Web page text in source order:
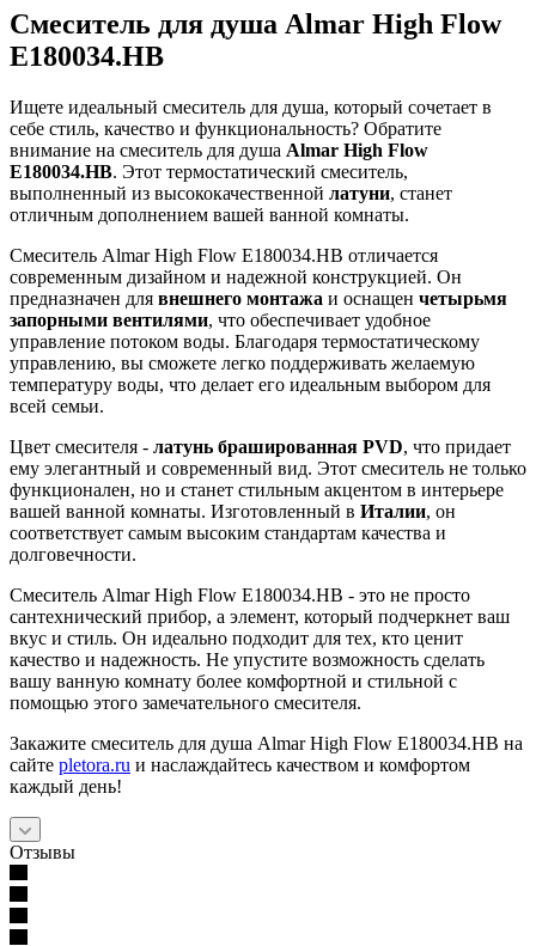
Смеситель для душа Almar High Flow
E180034.HB
Ищете идеальный смеситель для душа, который сочетает в
себе стиль, качество и функциональность? Обратите
внимание на смеситель для душа Almar High Flow
E180034.HB. Этот термостатический смеситель,
выполненный из высококачественной латуни, станет
отличным дополнением вашей ванной комнаты.
Смеситель Almar High Flow E180034.HB отличается
современным дизайном и надежной конструкцией. Он
предназначен для внешнего монтажа и оснащен четырьмя
запорными вентилями, что обеспечивает удобное
управление потоком воды. Благодаря термостатическому
управлению, вы сможете легко поддерживать желаемую
температуру воды, что делает его идеальным выбором для
всей семьи.
Цвет смесителя - латунь брашированная PVD, что придает
ему элегантный и современный вид. Этот смеситель не только
функционален, но и станет стильным акцентом в интерьере
вашей ванной комнаты. Изготовленный в Италии, он
соответствует самым высоким стандартам качества и
долговечности.
Смеситель Almar High Flow E180034.HB - это не просто
сантехнический прибор, а элемент, который подчеркнет ваш
вкус и стиль. Он идеально подходит для тех, кто ценит
качество и надежность. Не упустите возможность сделать
вашу ванную комнату более комфортной и стильной с
помощью этого замечательного смесителя.
Закажите смеситель для душа Almar High Flow E180034.HB на
сайте pletora.ru и наслаждайтесь качеством и комфортом
каждый день!
Отзывы